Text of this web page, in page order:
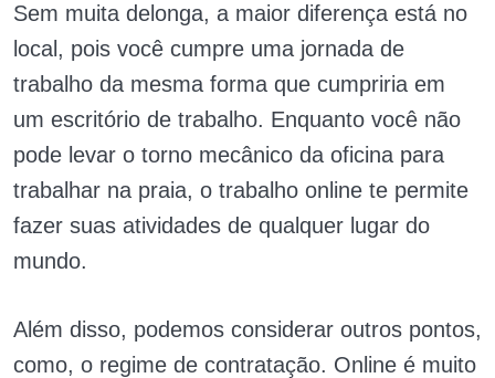
Sem muita delonga, a maior diferença está no
local, pois você cumpre uma jornada de
trabalho da mesma forma que cumpriria em
um escritório de trabalho. Enquanto você não
pode levar o torno mecânico da oficina para
trabalhar na praia, o trabalho online te permite
fazer suas atividades de qualquer lugar do
mundo.
Além disso, podemos considerar outros pontos,
como, o regime de contratação. Online é muito